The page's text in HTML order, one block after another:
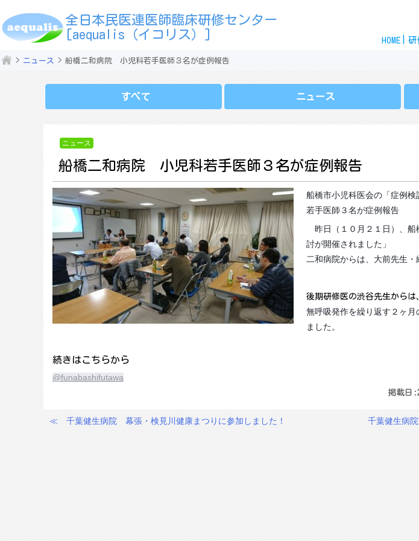
全日本民医連医師臨床研修センター
[aequalis（イコリス）]
HOME 研
ニュース 船橋二和病院 小児科若手医師３名が症例報告
すべて ニュース
ニュース
船橋二和病院 小児科若手医師３名が症例報告
船橋市小児科医会の「症例検
若手医師３名が症例報告
昨日（１０月２１日）、船
討が開催されました」
二和病院からは、大前先生・
後期研修医の渋谷先生からは
無呼吸発作を繰り返す２ヶ
ました。
続きはこちらから
@funabashifutawa
掲載日
投≪ 千葉健生病院 幕張・検見川健康まつりに参加しました！ 千葉健生病